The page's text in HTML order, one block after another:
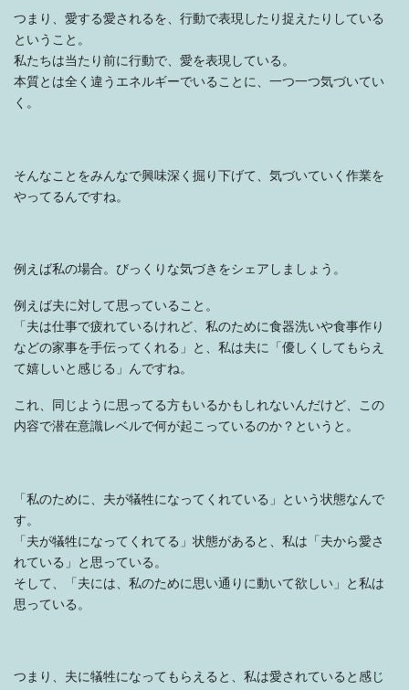
つまり、愛する愛されるを、行動で表現したり捉えたりしている
ということ。
私たちは当たり前に行動で、愛を表現している。
本質とは全く違うエネルギーでいることに、一つ一つ気づいてい
く。
そんなことをみんなで興味深く掘り下げて、気づいていく作業を
やってるんですね。
例えば私の場合。びっくりな気づきをシェアしましょう。
例えば夫に対して思っていること。
「夫は仕事で疲れているけれど、私のために食器洗いや食事作り
などの家事を手伝ってくれる」と、私は夫に「優しくしてもらえ
て嬉しいと感じる」んですね。
これ、同じように思ってる方もいるかもしれないんだけど、この
内容で潜在意識レベルで何が起こっているのか？というと。
「私のために、夫が犠牲になってくれている」という状態なんで
す。
「夫が犠牲になってくれてる」状態があると、私は「夫から愛さ
れている」と思っている。
そして、「夫には、私のために思い通りに動いて欲しい」と私は
思っている。
つまり、夫に犠牲になってもらえると、私は愛されていると感じ